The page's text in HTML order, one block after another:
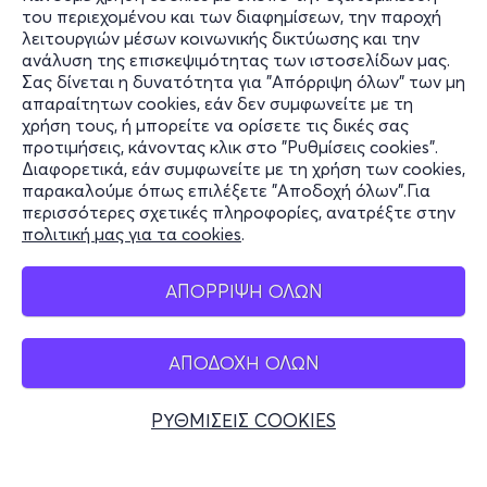
του περιεχομένου και των διαφημίσεων, την παροχή
λειτουργιών μέσων κοινωνικής δικτύωσης και την
ανάλυση της επισκεψιμότητας των ιστοσελίδων μας.
Σας δίνεται η δυνατότητα για "Απόρριψη όλων" των μη
απαραίτητων cookies, εάν δεν συμφωνείτε με τη
χρήση τους, ή μπορείτε να ορίσετε τις δικές σας
προτιμήσεις, κάνοντας κλικ στο "Ρυθμίσεις cookies".
Διαφορετικά, εάν συμφωνείτε με τη χρήση των cookies,
παρακαλούμε όπως επιλέξετε "Αποδοχή όλων".Για
περισσότερες σχετικές πληροφορίες, ανατρέξτε στην
πολιτική μας για τα cookies.
ΑΠΟΡΡΙΨΗ ΟΛΩΝ
ΑΠΟΔΟΧΗ ΟΛΩΝ
ΡΥΘΜΙΣΕΙΣ COOKIES
τελειότητα, το αισθητικό ιδεώδες με το οποίο ο Θεός
έφτιαξε τον κόσμο. Το εφαρμόζει στα έργα του, όπου
ανακαλύπτουμε σχήματα οργανωμένα υπό αυτήν τη
μυστική γεωμετρία. Η διπλή έλικα του DNA γοητεύει
τον Νταλί. Η σπείρα που μεταφέρει γενετική
κληρονομιά είναι οι καμπύλες μέσω των οποίων ο Θεός
μεταφέρει την αθανασία.
ΤΙ ΘΑ ΔΕΙΤΕ ΣΤΗΝ ΕΚΘΕΣΗ
στο μυαλό μίας ιδιοφυίας με προβολές (μέρος τους σε
3D) σε οθόνες επιφάνειας πεντακοσίων τ.μ. όπου Τέχνη
και Τεχνολογία συνδυάζονται σε ένα επαναστατικό
Πληροφορίες
Υποστήριξη
Stay Connected
Mobile app